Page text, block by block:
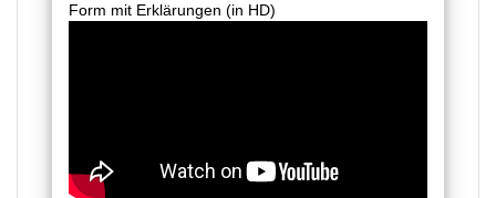
Form mit Erklärungen (in HD)